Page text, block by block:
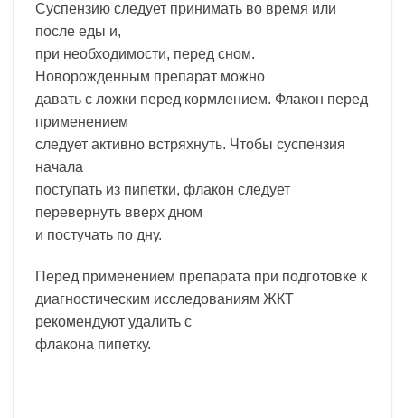
Суспензию следует принимать во время или
после еды и,
при необходимости, перед сном.
Новорожденным препарат можно
давать с ложки перед кормлением. Флакон перед
применением
следует активно встряхнуть. Чтобы суспензия
начала
поступать из пипетки, флакон следует
перевернуть вверх дном
и постучать по дну.
Перед применением препарата при подготовке к
диагностическим исследованиям ЖКТ
рекомендуют удалить с
флакона пипетку.